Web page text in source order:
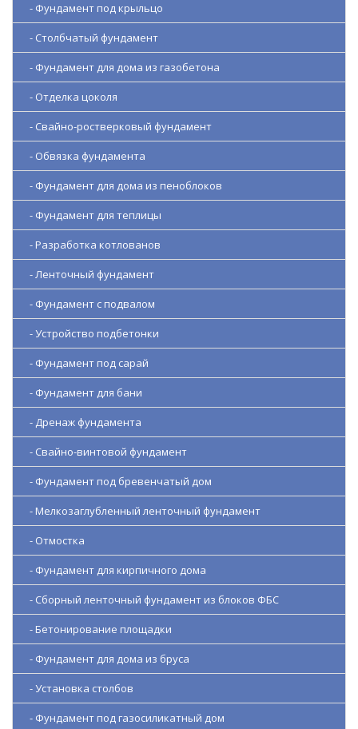
- Фундамент под крыльцо
- Столбчатый фундамент
- Фундамент для дома из газобетона
- Отделка цоколя
- Свайно-ростверковый фундамент
- Обвязка фундамента
- Фундамент для дома из пеноблоков
- Фундамент для теплицы
- Разработка котлованов
- Ленточный фундамент
- Фундамент с подвалом
- Устройство подбетонки
- Фундамент под сарай
- Фундамент для бани
- Дренаж фундамента
- Свайно-винтовой фундамент
- Фундамент под бревенчатый дом
- Мелкозаглубленный ленточный фундамент
- Отмостка
- Фундамент для кирпичного дома
- Сборный ленточный фундамент из блоков ФБС
- Бетонирование площадки
- Фундамент для дома из бруса
- Установка столбов
- Фундамент под газосиликатный дом